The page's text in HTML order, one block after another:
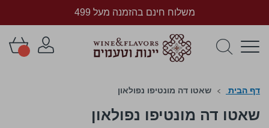
משלוח חינם בהזמנה מעל 499
דף הבית שאטו דה מונטיפו נפולאון
שאטו דה מונטיפו נפולאון